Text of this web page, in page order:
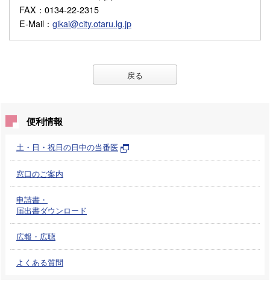
FAX ：0134-22-2315
E-Mail ： gikai@city.otaru.lg.jp
戻る
便利情報
土・日・祝日の日中の当番医
窓口のご案内
申請書・
届出書ダウンロード
広報・広聴
よくある質問